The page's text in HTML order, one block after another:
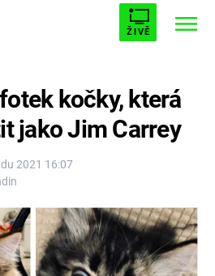
ŽIVĚ
AVENGERS 5
2021 16:07
kočky, která
jako Jim Carrey